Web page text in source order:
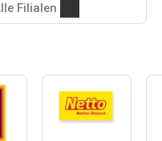
Filialen